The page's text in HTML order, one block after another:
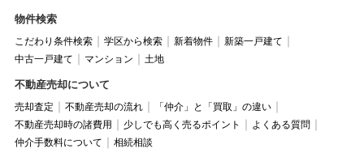
物件検索
こだわり条件検索 学区から検索 新着物件
新築一戸建て
中古一戸建て
マンション 土地
不動産売却について
売却査定 不動産売却の流れ
「仲介」と「買取」の違い
不動産売却時の諸費用
少しでも高く売るポイント
よくある質問
仲介手数料について
相続相談